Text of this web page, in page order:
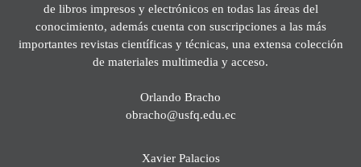
de libros impresos y electrónicos en todas las áreas del
conocimiento, además cuenta con suscripciones a las más
importantes revistas científicas y técnicas, una extensa colección
de materiales multimedia y acceso.
Orlando Bracho
obracho@usfq.edu.ec
Xavier Palacios